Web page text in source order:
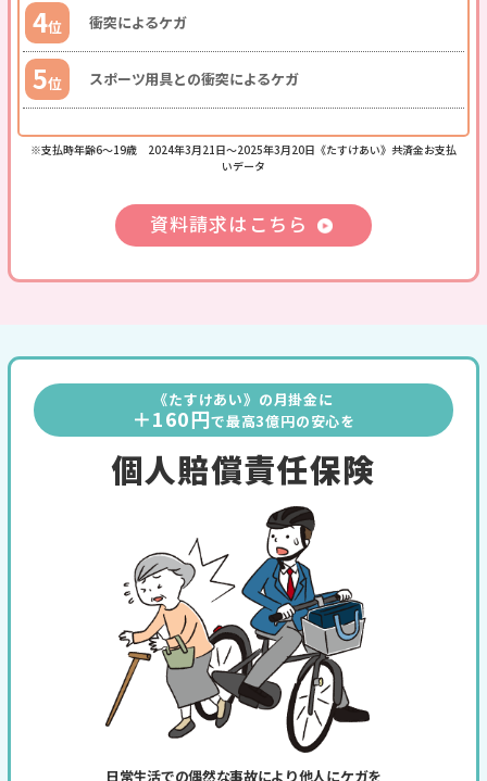
4位 衝突によるケガ
5位 スポーツ⽤具との衝突によるケガ
※支払時年齢6～19歳 2024年3⽉21⽇〜2025年3⽉20⽇《たすけあい》共済金お支払
いデータ
資料請求はこちら
《たすけあい》の月掛金に
＋160円で最高3億円の安心を
個人賠償責任保険
日常生活での偶然な事故により他人にケガを